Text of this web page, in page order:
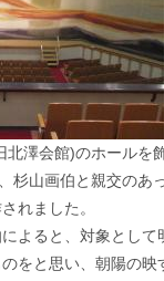
澤会館)のホールを
杉山画伯と親交のあ
れました。
よると、対象として
をと思い、朝陽の映